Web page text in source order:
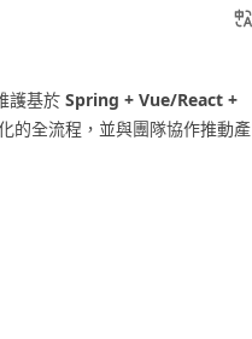
護基於 Spring + Vue/React +
的全流程，並與團隊協作推動產